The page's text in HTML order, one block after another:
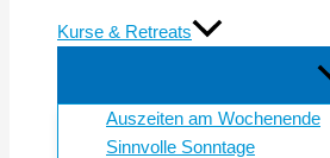
Kurse & Retreats
Auszeiten am Wochenende
Sinnvolle Sonntage